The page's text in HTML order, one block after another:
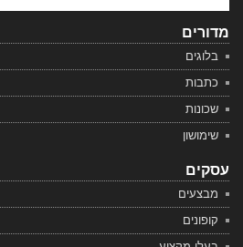
מדורים
בלוגים
כתבות
שכונות
שימושון
עסקים
מבצעים
קופונים